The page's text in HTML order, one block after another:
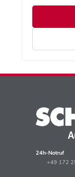
24h-Notruf
+49 172